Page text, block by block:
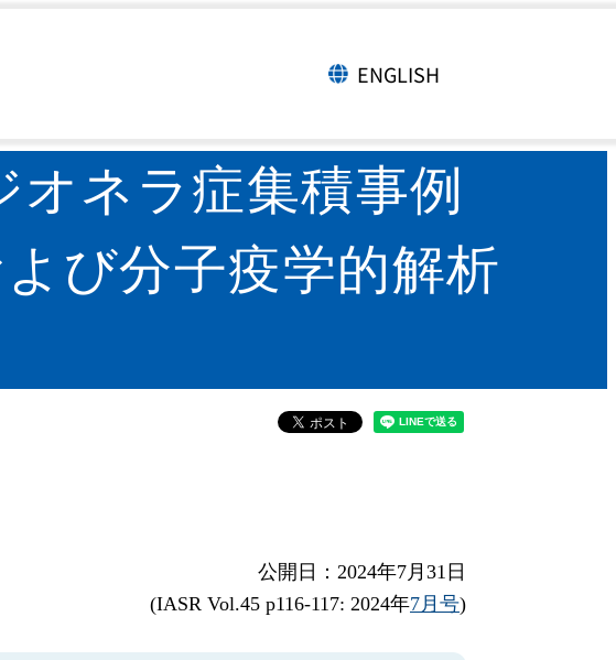
言語切り替え
ENGLISH
ネラ症集積事例
び分子疫学的解析
公開日：2024年7月31日
(IASR Vol.45 p116-117: 2024年7月号)